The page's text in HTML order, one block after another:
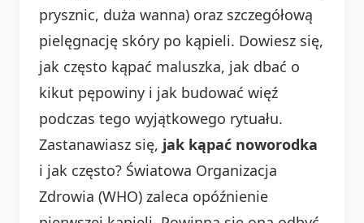
prysznic, duża wanna) oraz szczegółową
pielęgnację skóry po kąpieli. Dowiesz się,
jak często kąpać maluszka, jak dbać o
kikut pępowiny i jak budować więź
podczas tego wyjątkowego rytuału.
Zastanawiasz się, jak kąpać noworodka
i jak często? Światowa Organizacja
Zdrowia (WHO) zaleca opóźnienie